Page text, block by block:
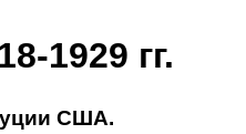
1929 гг.
США.